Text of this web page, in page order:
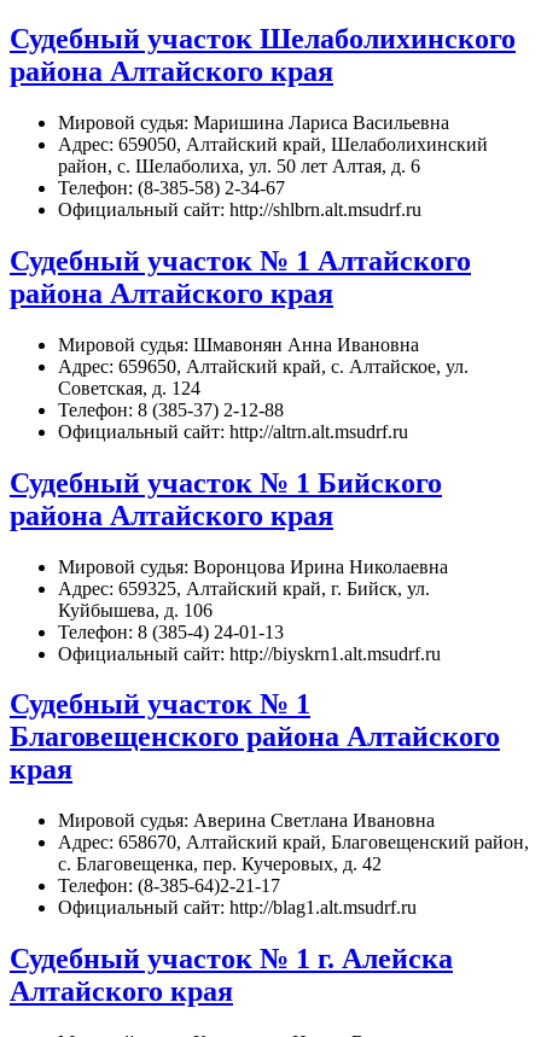
Судебный участок Шелаболихинского
района Алтайского края
Мировой судья: Маришина Лариса Васильевна
Адрес: 659050, Алтайский край, Шелаболихинский
район, с. Шелаболиха, ул. 50 лет Алтая, д. 6
Телефон: (8-385-58) 2-34-67
Официальный сайт: http://shlbrn.alt.msudrf.ru
Судебный участок № 1 Алтайского
района Алтайского края
Мировой судья: Шмавонян Анна Ивановна
Адрес: 659650, Алтайский край, с. Алтайское, ул.
Советская, д. 124
Телефон: 8 (385-37) 2-12-88
Официальный сайт: http://altrn.alt.msudrf.ru
Судебный участок № 1 Бийского
района Алтайского края
Мировой судья: Воронцова Ирина Николаевна
Адрес: 659325, Алтайский край, г. Бийск, ул.
Куйбышева, д. 106
Телефон: 8 (385-4) 24-01-13
Официальный сайт: http://biyskrn1.alt.msudrf.ru
Судебный участок № 1
Благовещенского района Алтайского
края
Мировой судья: Аверина Светлана Ивановна
Адрес: 658670, Алтайский край, Благовещенский район,
с. Благовещенка, пер. Кучеровых, д. 42
Телефон: (8-385-64)2-21-17
Официальный сайт: http://blag1.alt.msudrf.ru
Судебный участок № 1 г. Алейска
Алтайского края